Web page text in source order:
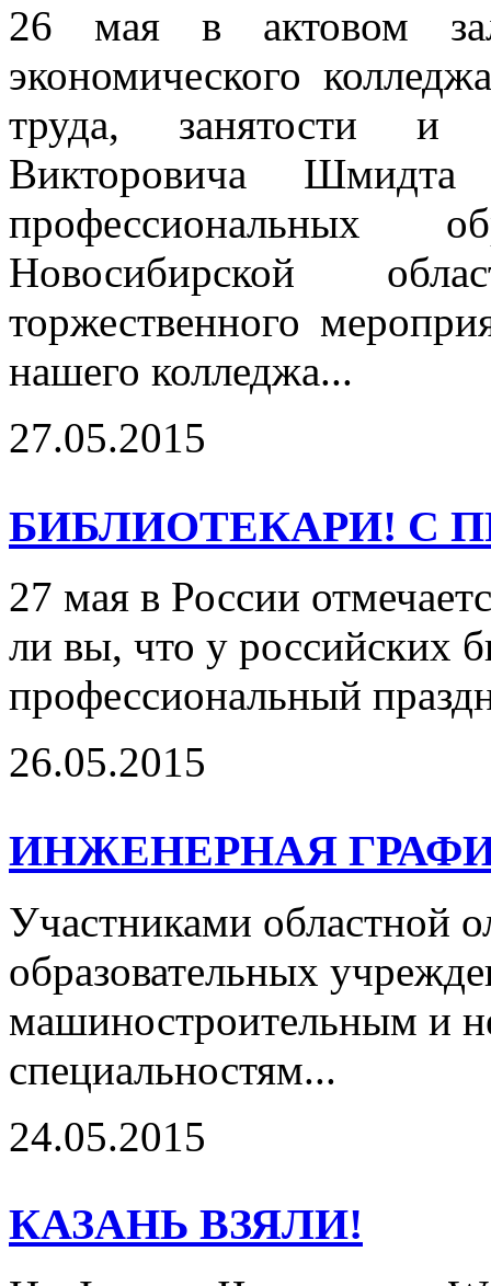
26 мая в актовом
экономического
труда, занятости и
Викторовича
профессиональных
Новосибирской
торжественного
нашего колледжа...
27.05.2015
БИБЛИОТЕКАРИ! С
27 мая в России
ли вы, что у российских
профессиональный
26.05.2015
ИНЖЕНЕРНАЯ
Участниками областной
образовательных
машиностроительным и
специальностям...
24.05.2015
КАЗАНЬ ВЗЯЛИ!